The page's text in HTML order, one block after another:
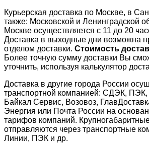
Курьерская доставка по Москве, в
также: Московской и Ленинградской
Москве осуществляется с 11 до 20
Доставка в выходные дни возможна
отделом доставки. Стоимость
Более точную сумму доставки Вы
уточнить, используя калькулятор
Доставка в другие города России
транспортной компанией: СДЭК,
Байкал Сервис, Возовоз,
Энергия или Почта России на
тарифов компаний.
отправляются через транспортные
Линии, ПЭК и др.